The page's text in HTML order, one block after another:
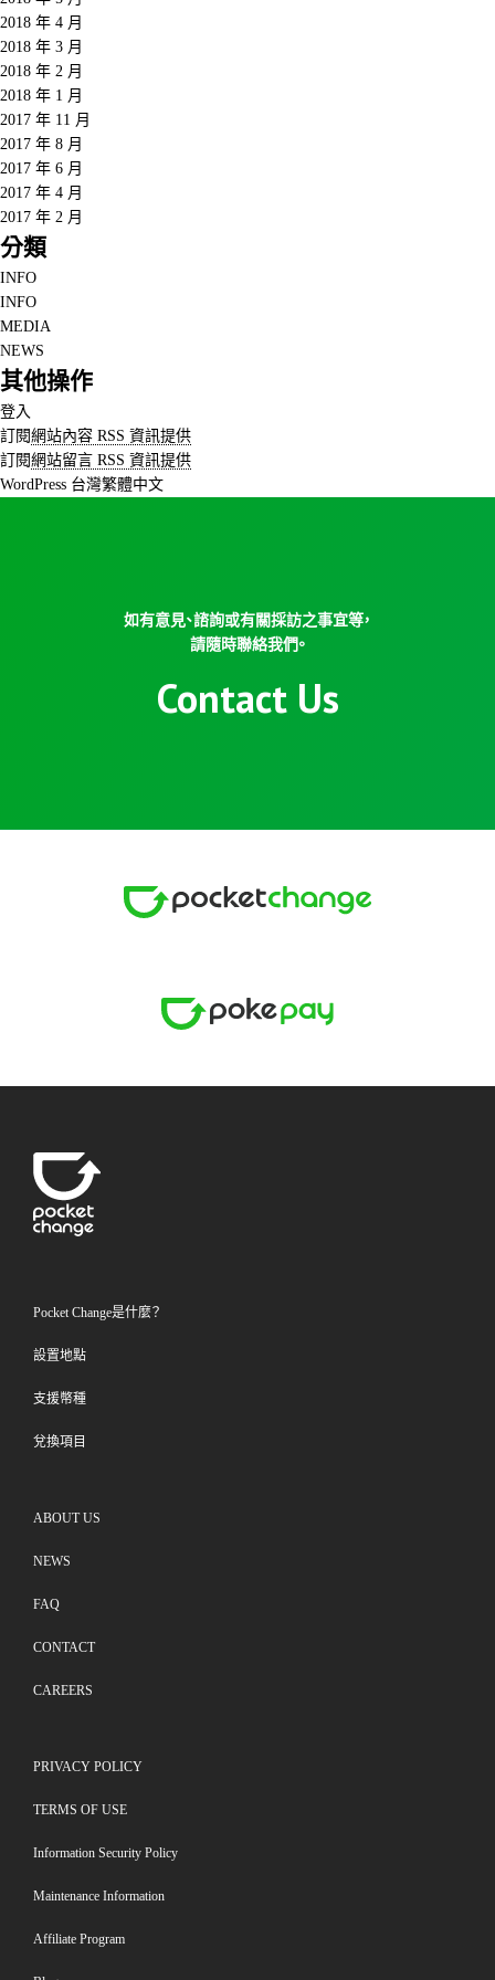
2018 年 4 月
2018 年 3 月
2018 年 2 月
2018 年 1 月
2017 年 11 月
2017 年 8 月
2017 年 6 月
2017 年 4 月
2017 年 2 月
分類
INFO
INFO
MEDIA
NEWS
其他操作
登入
訂閱網站內容 RSS 資訊提供
訂閱網站留言 RSS 資訊提供
WordPress 台灣繁體中文
如有意見、諮詢或有關採訪之事宜等，
請隨時聯絡我們。
Contact Us
Pocket Change是什麼？
設置地點
支援幣種
兌換項目
ABOUT US
NEWS
FAQ
CONTACT
CAREERS
PRIVACY POLICY
TERMS OF USE
Information Security Policy
Maintenance Information
Affiliate Program